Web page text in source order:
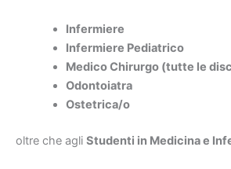
Infermiere
Infermiere Pediatrico
Medico Chirurgo (tutte le
Odontoiatra
Ostetrica/o
oltre che agli Studenti in Medicina e